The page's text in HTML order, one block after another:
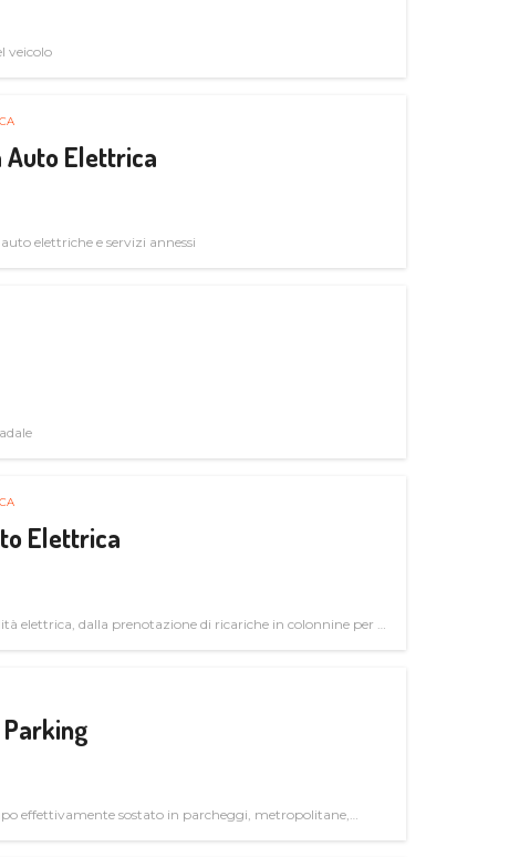
veicolo
Auto Elettrica
elettriche e servizi annessi
Elettrica
elettrica, dalla prenotazione di ricariche in colonnine per il
effettivamente sostato in parcheggi, metropolitane,